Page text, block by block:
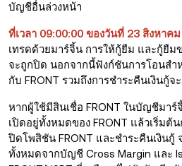
บัญชีอื่นล่วงหน้า
ที่เวลา 09:00:00 ของวันที่ 23 สิงหาค
เทรดด้วยมาร์จิ้น การให้กู้ยืม และกู้ยืม
จะถูกปิด นอกจากนี้ฟังก์ชันการโอนส
กับ FRONT รวมถึงการชำระคืนเงินกู้จ
หากผู้ใช้มีสินเชื่อ FRONT ในบัญชีมาร์
เปิดอยู่ทั้งหมดของ FRONT แล้วเริ่มต้
ปิดโพสิชัน FRONT และชำระคืนเงินกู้
ทั้งหมดจากบัญชี Cross Margin และ